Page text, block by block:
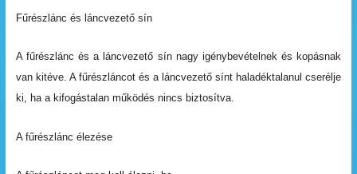
Fűrészlánc és láncvezető sín
A fűrészlánc és a láncvezető sín nagy igénybevételnek és kopásnak
van kitéve. A fűrészláncot és a láncvezető sínt haladéktalanul cserélje
ki,
ha a kifogástalan működés nincs biztosítva.
A fűrészlánc élezése